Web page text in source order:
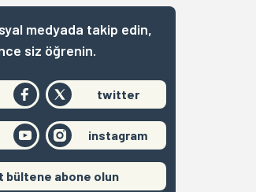
medyada takip edin,
siz öğrenin.
twitter
instagram
bültene abone olun